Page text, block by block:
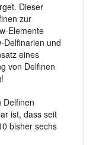
Dieser
zur
Elemente
Delfinarien und
eines
von Delfinen
Delfinen
ist, dass seit
bisher sechs